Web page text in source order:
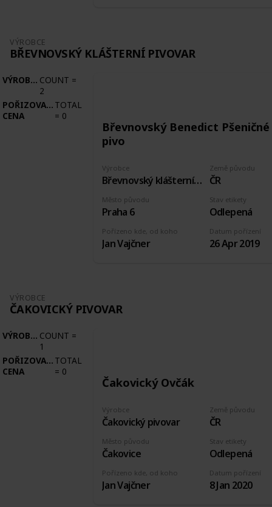
VÝROBCE
BŘEVNOVSKÝ KLÁŠTERNÍ PIVOVAR
VÝROBCE COUNT =
2
POŘIZOVACÍ
CENA
TOTAL
= 0
Břevnovský Benedict Pšeničné
pivo
Výrobce
Břevnovský klášterní pivovar
Země původu
ČR
Pořízeno kde, od koho
Jan Vajčner
Stav etikety
Odlepená
Datum pořízení
26 Apr 2019
Město původu
Praha 6
VÝROBCE
ČAKOVICKÝ PIVOVAR
VÝROBCE COUNT =
1
POŘIZOVACÍ
CENA
TOTAL
= 0
Čakovický Ovčák
Výrobce
Čakovický pivovar
Země původu
ČR
Pořízeno kde, od koho
Jan Vajčner
Stav etikety
Odlepená
Datum pořízení
8 Jan 2020
Město původu
Čakovice